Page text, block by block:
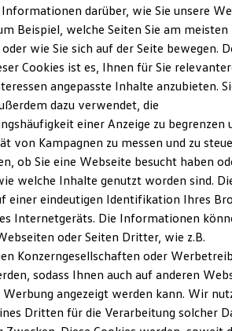
der ID. Modelle
im Winter
unterwegs
Zuhause
und Lebensdauer
Kauf
Förderung
Konnektivität
Software 6
Versionen und Updates
Extras
zu Ihrem ID.
darüber, wie Sie unsere
Beispiel, welche Seiten Sie am meisten
oder wie Sie sich auf der Seite bewegen.
Cookies ist es, Ihnen für Sie
angepasste Inhalte anzubieten.
dazu verwendet, die
einer Anzeige zu begrenzen
von Kampagnen zu messen und zu
ob Sie eine Webseite besucht haben
welche Inhalte genutzt worden sind.
einer eindeutigen Identifikation Ihres
Internetgeräts. Die Informationen
oder Seiten Dritter, wie z.B.
Konzerngesellschaften oder
sodass Ihnen auch auf anderen
angezeigt werden kann. Wir
Dritten für die Verarbeitung solcher